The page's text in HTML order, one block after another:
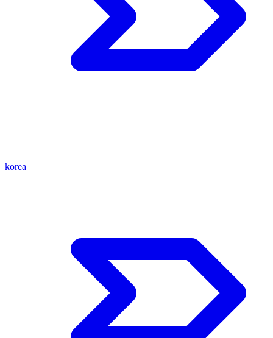
korea